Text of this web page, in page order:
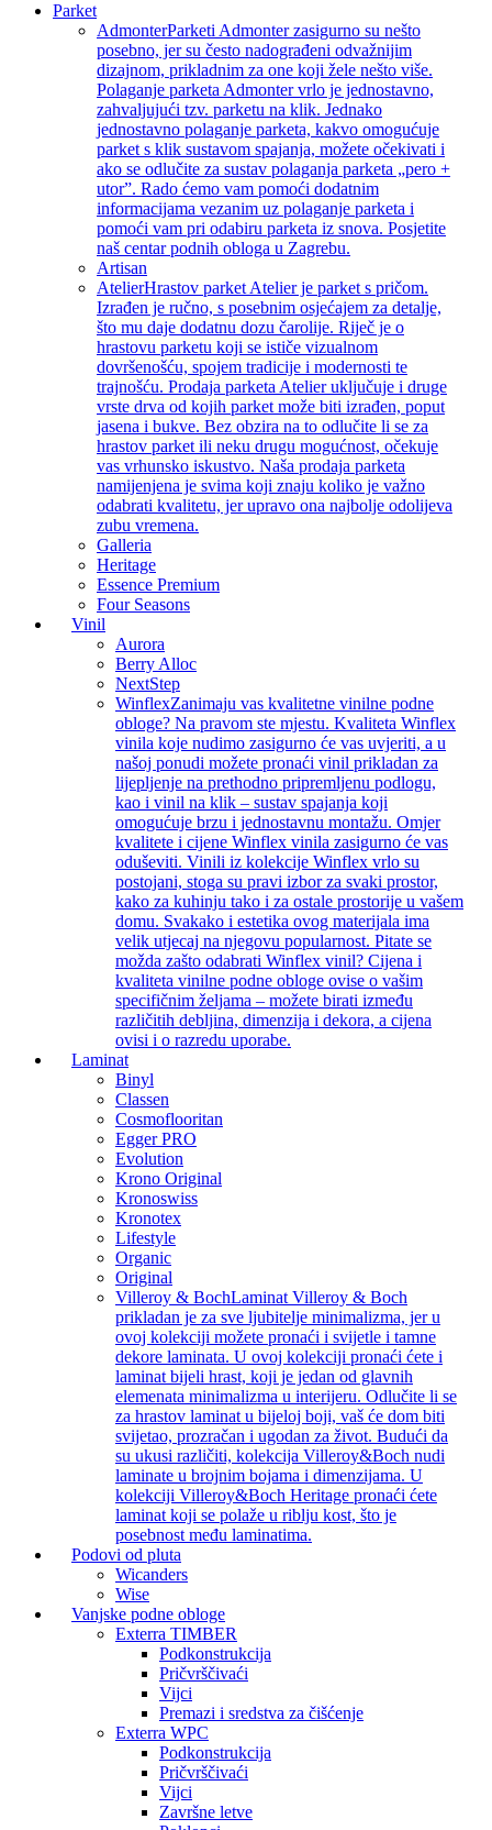
Parket
AdmonterParketi Admonter zasigurno su nešto
posebno, jer su često nadograđeni odvažnijim
dizajnom, prikladnim za one koji žele nešto više.
Polaganje parketa Admonter vrlo je jednostavno,
zahvaljujući tzv. parketu na klik. Jednako
jednostavno polaganje parketa, kakvo omogućuje
parket s klik sustavom spajanja, možete očekivati i
ako se odlučite za sustav polaganja parketa „pero +
utor”. Rado ćemo vam pomoći dodatnim
informacijama vezanim uz polaganje parketa i
pomoći vam pri odabiru parketa iz snova. Posjetite
naš centar podnih obloga u Zagrebu.
Artisan
AtelierHrastov parket Atelier je parket s pričom.
Izrađen je ručno, s posebnim osjećajem za detalje,
što mu daje dodatnu dozu čarolije. Riječ je o
hrastovu parketu koji se ističe vizualnom
dovršenošću, spojem tradicije i modernosti te
trajnošću. Prodaja parketa Atelier uključuje i druge
vrste drva od kojih parket može biti izrađen, poput
jasena i bukve. Bez obzira na to odlučite li se za
hrastov parket ili neku drugu mogućnost, očekuje
vas vrhunsko iskustvo. Naša prodaja parketa
namijenjena je svima koji znaju koliko je važno
odabrati kvalitetu, jer upravo ona najbolje odolijeva
zubu vremena.
Galleria
Heritage
Essence Premium
Four Seasons
Vinil
Aurora
Berry Alloc
NextStep
WinflexZanimaju vas kvalitetne vinilne podne
obloge? Na pravom ste mjestu. Kvaliteta Winflex
vinila koje nudimo zasigurno će vas uvjeriti, a u
našoj ponudi možete pronaći vinil prikladan za
lijepljenje na prethodno pripremljenu podlogu,
kao i vinil na klik – sustav spajanja koji
omogućuje brzu i jednostavnu montažu. Omjer
kvalitete i cijene Winflex vinila zasigurno će vas
oduševiti. Vinili iz kolekcije Winflex vrlo su
postojani, stoga su pravi izbor za svaki prostor,
kako za kuhinju tako i za ostale prostorije u vašem
domu. Svakako i estetika ovog materijala ima
velik utjecaj na njegovu popularnost. Pitate se
možda zašto odabrati Winflex vinil? Cijena i
kvaliteta vinilne podne obloge ovise o vašim
specifičnim željama – možete birati između
različitih debljina, dimenzija i dekora, a cijena
ovisi i o razredu uporabe.
Laminat
Binyl
Classen
Cosmoflooritan
Egger PRO
Evolution
Krono Original
Kronoswiss
Kronotex
Lifestyle
Organic
Original
Villeroy & BochLaminat Villeroy & Boch
prikladan je za sve ljubitelje minimalizma, jer u
ovoj kolekciji možete pronaći i svijetle i tamne
dekore laminata. U ovoj kolekciji pronaći ćete i
laminat bijeli hrast, koji je jedan od glavnih
elemenata minimalizma u interijeru. Odlučite li se
za hrastov laminat u bijeloj boji, vaš će dom biti
svijetao, prozračan i ugodan za život. Budući da
su ukusi različiti, kolekcija Villeroy&Boch nudi
laminate u brojnim bojama i dimenzijama. U
kolekciji Villeroy&Boch Heritage pronaći ćete
laminat koji se polaže u riblju kost, što je
posebnost među laminatima.
Podovi od pluta
Wicanders
Wise
Vanjske podne obloge
Exterra TIMBER
Podkonstrukcija
Pričvrščivaći
Vijci
Premazi i sredstva za čišćenje
Exterra WPC
Podkonstrukcija
Pričvrščivaći
Vijci
Završne letve